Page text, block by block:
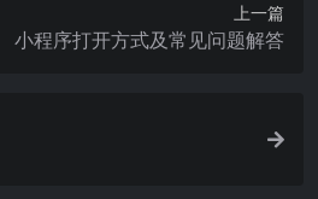
上一篇
小程序打开方式及常见问题解答